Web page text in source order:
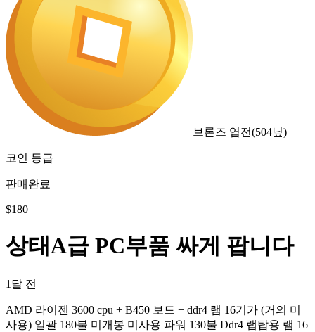
브론즈 엽전(504닢)
코인 등급
판매완료
$180
상태A급 PC부품 싸게 팝니다
1달 전
AMD 라이젠 3600 cpu + B450 보드 + ddr4 램 16기가 (거의 미
사용) 일괄 180불 미개봉 미사용 파워 130불 Ddr4 랩탑용 램 16